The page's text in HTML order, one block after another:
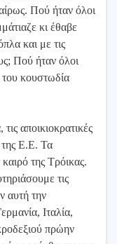
Πού ήταν όλοι
κι έθαβε
και με τις
Πού ήταν όλοι
του κουστωδία
αποικιοκρατικές
της Ε.Ε. Τα
της Τρόικας.
τις
αυτή την
Ιταλία,
πρώην